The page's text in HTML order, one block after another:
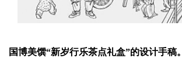
国博美馔“新岁行乐茶点礼盒”的设计手稿。